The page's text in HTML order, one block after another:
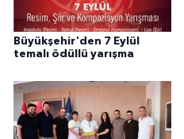
Büyükşehir'den 7 Eylül
temalı ödüllü yarışma